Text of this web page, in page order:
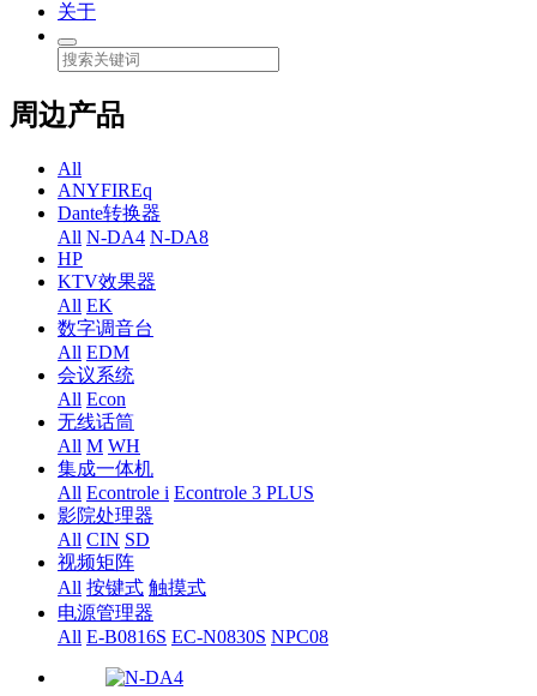
关于
周边产品
All
ANYFIREq
Dante转换器
All N-DA4 N-DA8
HP
KTV效果器
All EK
数字调音台
All EDM
会议系统
All Econ
无线话筒
All M WH
集成一体机
All Econtrole i Econtrole 3 PLUS
影院处理器
All CIN SD
视频矩阵
All 按键式 触摸式
电源管理器
All E-B0816S EC-N0830S NPC08